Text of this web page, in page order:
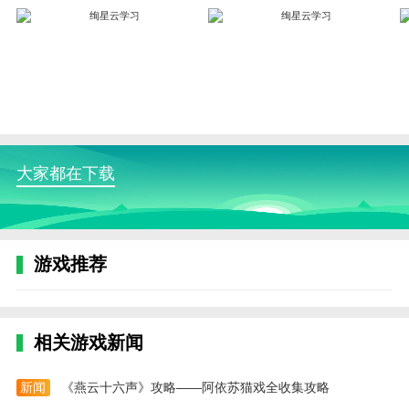
理、化学等多个学科的知识点和习题，用户可以根据自
此app是一款集合了丰富学习资源的手机应用，涵
盖了各个学科的知识点，让用户可以在一个平台上全面
学习，这款APP不仅提供了海量的教育视频、文档和练
习题，还有专业的导师在线答疑，用户可以根据自己的
学习需求和进度定制学习计划，并随时随地通过手机进
习体验，是一款值得推荐的学习助手。
更新日志
大家都在下载
游戏推荐
相关游戏新闻
新闻 《燕云十六声》攻略——阿依苏猫戏全收集攻略